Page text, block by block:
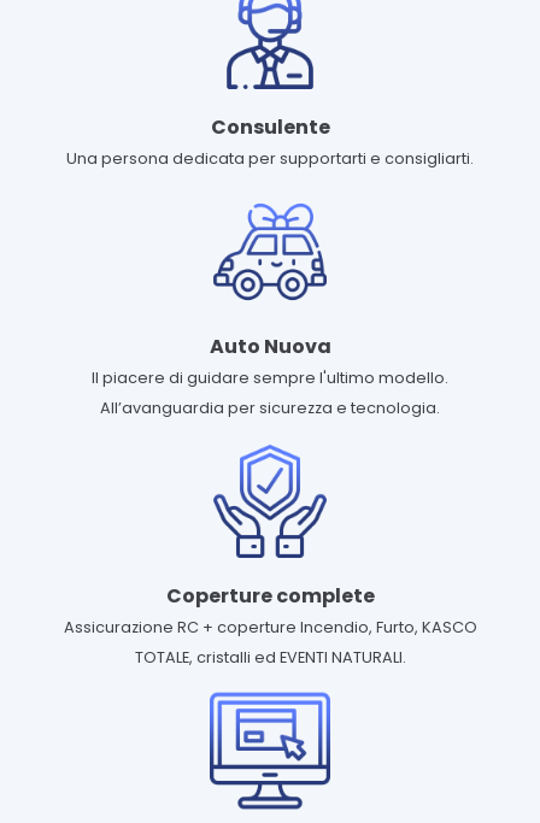
Consulente
Una persona dedicata per supportarti e consigliarti.
Auto Nuova
Il piacere di guidare sempre l'ultimo modello.
All’avanguardia per sicurezza e tecnologia.
Coperture complete
Assicurazione RC + coperture Incendio, Furto, KASCO
TOTALE, cristalli ed EVENTI NATURALI.